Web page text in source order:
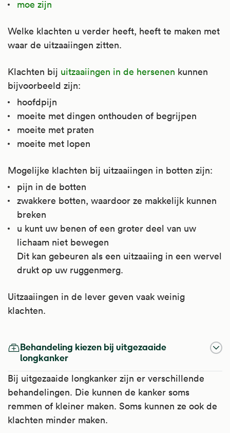
moe zijn
Welke klachten u verder heeft, heeft te maken met
waar de uitzaaiingen zitten.
Klachten bij uitzaaiingen in de hersenen kunnen
bijvoorbeeld zijn:
hoofdpijn
moeite met dingen onthouden of begrijpen
moeite met praten
moeite met lopen
Mogelijke klachten bij uitzaaiingen in botten zijn:
pijn in de botten
zwakkere botten, waardoor ze makkelijk kunnen
breken
u kunt uw benen of een groter deel van uw
lichaam niet bewegen
Dit kan gebeuren als een uitzaaiing in een wervel
drukt op uw ruggenmerg.
Uitzaaiingen in de lever geven vaak weinig
klachten.
Behandeling kiezen bij uitgezaaide
longkanker
Bij uitgezaaide longkanker zijn er verschillende
behandelingen. Die kunnen de kanker soms
remmen of kleiner maken. Soms kunnen ze ook de
klachten minder maken.